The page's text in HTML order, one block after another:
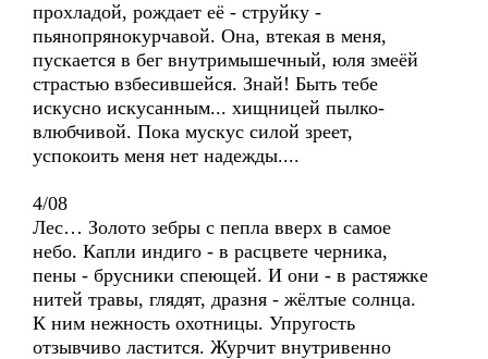
прохладой, рождает её - струйку -
пьянопрянокурчавой. Она, втекая в меня,
пускается в бег внутримышечный, юля змеёй
страстью взбесившейся. Знай! Быть тебе
искусно искусанным... хищницей пылко-
влюбчивой. Пока мускус силой зреет,
успокоить меня нет надежды....
4/08
Лес… Золото зебры с пепла вверх в самое
небо. Капли индиго - в расцвете черника,
пены - брусники спеющей. И они - в растяжке
нитей травы, глядят, дразня - жёлтые солнца.
К ним нежность охотницы. Упругость
отзывчиво ластится. Журчит внутривенно